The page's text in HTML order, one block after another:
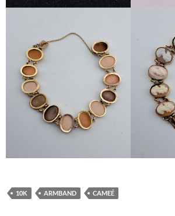
10K ARMBAND CAMEÉ